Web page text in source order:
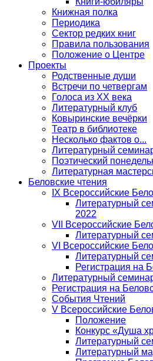
Книжная полка
Периодика
Сектор редких книг
Правила пользования
Положение о Центре
Проекты
Родственные души
Встречи по четвергам
Голоса из ХХ века
Литературный клуб
Ковыринские вечёрки
Театр в библиотеке
Несколько фактов о...
Литературный
Поэтический
Литературная
Беловские чтения
IX Всероссийские
Литературный
2022
VII Всероссийские
Литературный
VI Всероссийские
Литературный
Регистрация на
Литературный
Регистрация на
События Чтений
V Всероссийские
Положение
Конкурс «Душа
Литературный
Литературный